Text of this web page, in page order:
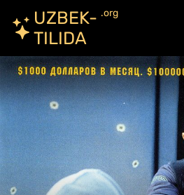
UZBEK-
TILIDA
.org